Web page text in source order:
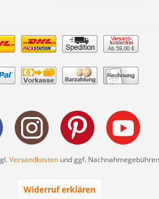
Ab 59,00 €
Versandkostenund ggf.
Widerruf erklären